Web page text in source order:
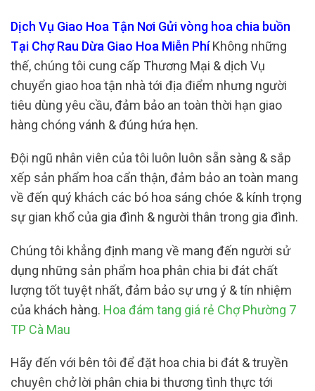
Dịch Vụ Giao Hoa Tận Nơi Gửi vòng hoa chia buồn
Tại Chợ Rau Dừa Giao Hoa Miễn PhíKhông những
thế, chúng tôi cung cấp Thương Mại & dịch Vụ
chuyển giao hoa tận nhà tới địa điểm nhưng người
tiêu dùng yêu cầu, đảm bảo an toàn thời hạn giao
hàng chóng vánh & đúng hứa hẹn.
Đội ngũ nhân viên của tôi luôn luôn sẵn sàng & sắp
xếp sản phẩm hoa cẩn thận, đảm bảo an toàn mang
về đến quý khách các bó hoa sáng chóe & kính trọng
sự gian khổ của gia đình & người thân trong gia đình.
Chúng tôi khẳng định mang về mang đến người sử
dụng những sản phẩm hoa phân chia bi đát chất
lượng tốt tuyệt nhất, đảm bảo sự ưng ý & tín nhiệm
của khách hàng. Hoa đám tang giá rẻ Chợ Phường 7
TP Cà Mau
Hãy đến với bên tôi để đặt hoa chia bi đát & truyền
chuyên chở lời phân chia bi thương tình thực tới